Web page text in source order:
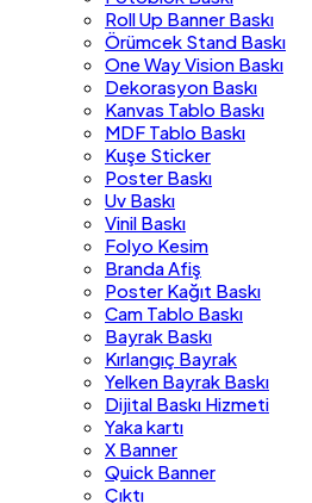
Roll Up Banner Baskı
Örümcek Stand Baskı
One Way Vision Baskı
Dekorasyon Baskı
Kanvas Tablo Baskı
MDF Tablo Baskı
Kuşe Sticker
Poster Baskı
Uv Baskı
Vinil Baskı
Folyo Kesim
Branda Afiş
Poster Kağıt Baskı
Cam Tablo Baskı
Bayrak Baskı
Kırlangıç Bayrak
Yelken Bayrak Baskı
Dijital Baskı Hizmeti
Yaka kartı
X Banner
Quick Banner
Çıktı